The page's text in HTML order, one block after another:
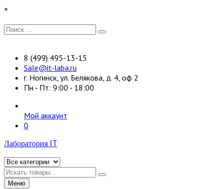
Перейти
содержимому
×
Искать:
Поиск
8 (499) 495-13-15
Sale@it-laba.ru
г. Ногинск, ул. Белякова, д. 4, оф 2
Пн - Пт: 9:00 - 18:00
Мой аккаунт
0
Лаборатория IT
Искать
Меню